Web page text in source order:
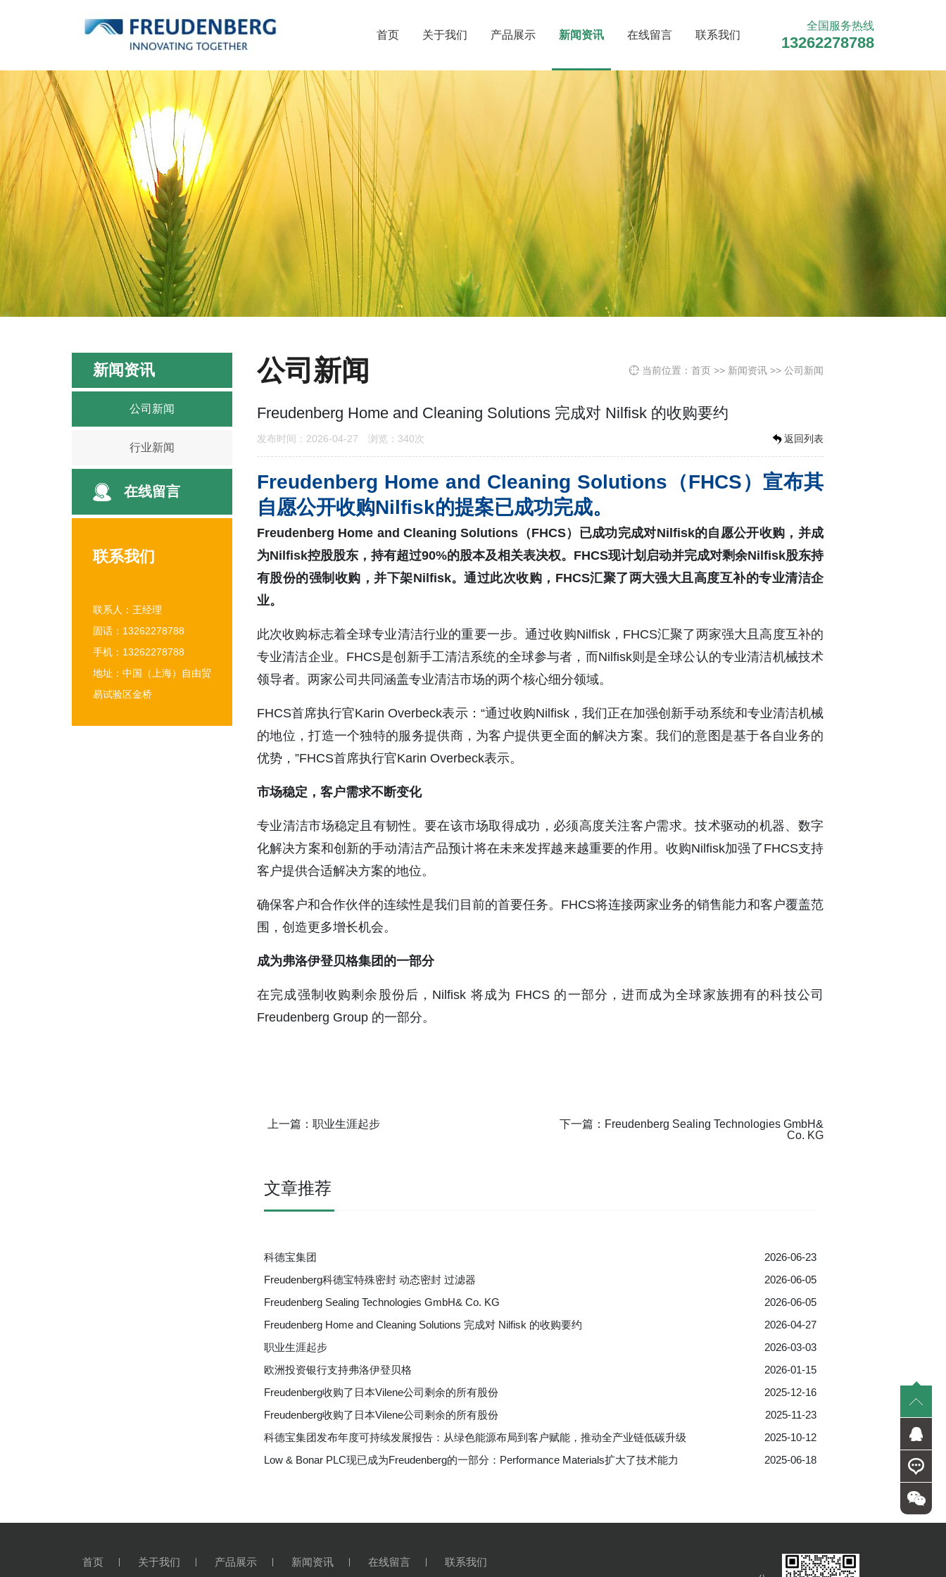
首页 关于我们 产品展示 新闻资讯 在线留言 联系我们
全国服务热线
13262278788
新闻资讯
公司新闻
行业新闻
在线留言
联系我们
联系人：王经理
固话：13262278788
手机：13262278788
地址：‌中国（上海）自由贸
易试验区金桥
 当前位置： 首页 >> 新闻资讯 >> 公司新闻
公司新闻
Freudenberg Home and Cleaning Solutions 完成对 Nilfisk 的收购要约
发布时间：2026-04-27 浏览：340次 返回列表
Freudenberg Home and Cleaning Solutions（FHCS）宣布其
自愿公开收购Nilfisk的提案已成功完成。
Freudenberg Home and Cleaning Solutions（FHCS）已成功完成对Nilfisk的自愿公开收购，并成
为Nilfisk控股股东，持有超过90%的股本及相关表决权。FHCS现计划启动并完成对剩余Nilfisk股东持
有股份的强制收购，并下架Nilfisk。通过此次收购，FHCS汇聚了两大强大且高度互补的专业清洁企
业。
此次收购标志着全球专业清洁行业的重要一步。通过收购Nilfisk，FHCS汇聚了两家强大且高度互补的
专业清洁企业。FHCS是创新手工清洁系统的全球参与者，而Nilfisk则是全球公认的专业清洁机械技术
领导者。两家公司共同涵盖专业清洁市场的两个核心细分领域。
FHCS首席执行官Karin Overbeck表示：“通过收购Nilfisk，我们正在加强创新手动系统和专业清洁机械
的地位，打造一个独特的服务提供商，为客户提供更全面的解决方案。我们的意图是基于各自业务的
优势，”FHCS首席执行官Karin Overbeck表示。
市场稳定，客户需求不断变化
专业清洁市场稳定且有韧性。要在该市场取得成功，必须高度关注客户需求。技术驱动的机器、数字
化解决方案和创新的手动清洁产品预计将在未来发挥越来越重要的作用。收购Nilfisk加强了FHCS支持
客户提供合适解决方案的地位。
确保客户和合作伙伴的连续性是我们目前的首要任务。FHCS将连接两家业务的销售能力和客户覆盖范
围，创造更多增长机会。
成为弗洛伊登贝格集团的一部分
在完成强制收购剩余股份后，Nilfisk 将成为 FHCS 的一部分，进而成为全球家族拥有的科技公司
Freudenberg Group 的一部分。
上一篇： 职业生涯起步 下一篇： Freudenberg Sealing Technologies GmbH&
Co. KG
文章推荐
科德宝集团
2026-06-23
Freudenberg科德宝特殊密封 动态密封 过滤器
2026-06-05
Freudenberg Sealing Technologies GmbH& Co. KG
2026-06-05
Freudenberg Home and Cleaning Solutions 完成对 Nilfisk 的收购要约
2026-04-27
职业生涯起步
2026-03-03
欧洲投资银行支持弗洛伊登贝格
2026-01-15
Freudenberg收购了日本Vilene公司剩余的所有股份
2025-12-16
Freudenberg收购了日本Vilene公司剩余的所有股份
2025-11-23
科德宝集团发布年度可持续发展报告：从绿色能源布局到客户赋能，推动全产业链低碳升级
2025-10-12
Low & Bonar PLC现已成为Freudenberg的一部分：Performance Materials扩大了技术能力
2025-06-18
首页 关于我们 产品展示 新闻资讯 在线留言
联系我们